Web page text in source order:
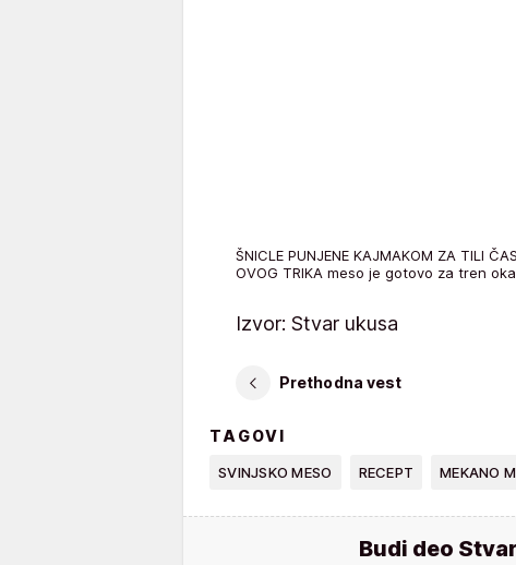
ŠNICLE PUNJENE KAJMAKOM ZA TILI
OVOG TRIKA meso je gotovo za tren
Izvor: Stvar ukusa
Prethodna vest
TAGOVI
SVINJSKO MESO RECEPT MEKANO
Budi deo